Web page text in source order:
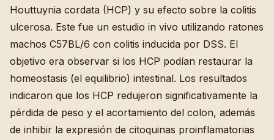
Houttuynia cordata (HCP) y su efecto sobre la colitis
ulcerosa. Este fue un estudio in vivo utilizando ratones
machos C57BL/6 con colitis inducida por DSS. El
objetivo era observar si los HCP podían restaurar la
homeostasis (el equilibrio) intestinal. Los resultados
indicaron que los HCP redujeron significativamente la
pérdida de peso y el acortamiento del colon, además
de inhibir la expresión de citoquinas proinflamatorias